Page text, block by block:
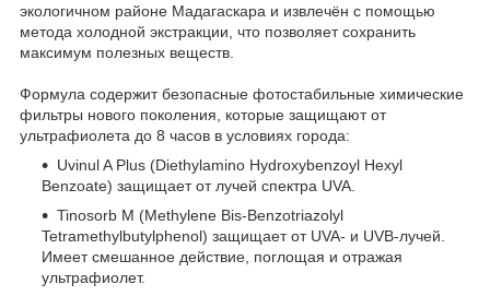
экологичном районе Мадагаскара и извлечён с помощью
метода холодной экстракции, что позволяет сохранить
максимум полезных веществ.
Формула содержит безопасные фотостабильные химические
фильтры нового поколения, которые защищают от
ультрафиолета до 8 часов в условиях города:
Uvinul A Plus (Diethylamino Hydroxybenzoyl Hexyl
Benzoate) защищает от лучей спектра UVA.
Tinosorb M (Methylene Bis-Benzotriazolyl
Tetramethylbutylphenol) защищает от UVA- и UVB-лучей.
Имеет смешанное действие, поглощая и отражая
ультрафиолет.